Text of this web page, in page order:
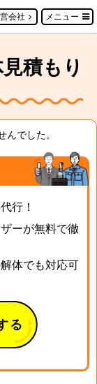
会社 メニュー
積もり
でした。
行！
ーが無料で徹
体でも対応可
る